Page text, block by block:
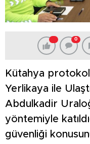
0
Kütahya
Yerlikaya ile
Abdulkadir
yöntemiyle
güvenliği